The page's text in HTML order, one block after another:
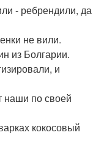
- ребрендили, да
не вили.
из Болгарии.
и
наши по своей
кокосовый